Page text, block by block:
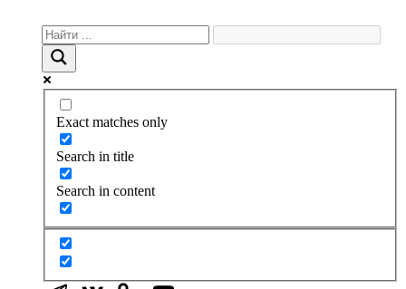
Exact matches only
Search in title
Search in content